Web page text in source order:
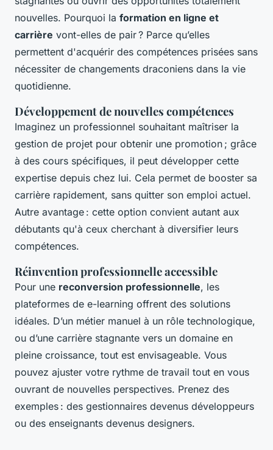
nouvelles. Pourquoi la formation en ligne et
carrière vont-elles de pair ? Parce qu’elles
permettent d'acquérir des compétences prisées sans
nécessiter de changements draconiens dans la vie
quotidienne.
Développement de nouvelles compétences
Imaginez un professionnel souhaitant maîtriser la
gestion de projet pour obtenir une promotion ; grâce
à des cours spécifiques, il peut développer cette
expertise depuis chez lui. Cela permet de booster sa
carrière rapidement, sans quitter son emploi actuel.
Autre avantage : cette option convient autant aux
débutants qu'à ceux cherchant à diversifier leurs
compétences.
Réinvention professionnelle accessible
Pour une reconversion professionnelle, les
plateformes de e-learning offrent des solutions
idéales. D’un métier manuel à un rôle technologique,
ou d’une carrière stagnante vers un domaine en
pleine croissance, tout est envisageable. Vous
pouvez ajuster votre rythme de travail tout en vous
ouvrant de nouvelles perspectives. Prenez des
exemples : des gestionnaires devenus développeurs
ou des enseignants devenus designers.